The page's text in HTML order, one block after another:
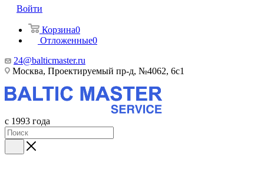
Войти
Корзина0
Отложенные0
24@balticmaster.ru
Москва, Проектируемый пр-д, №4062, 6с1
с 1993 года